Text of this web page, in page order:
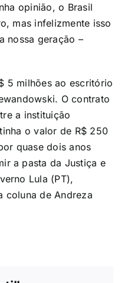
opinião, o Brasil
mas infelizmente isso
nossa geração –
5 milhões ao escritório
O contrato
a instituição
o valor de R$ 250
quase dois anos
a pasta da Justiça e
Lula (PT),
coluna de Andreza